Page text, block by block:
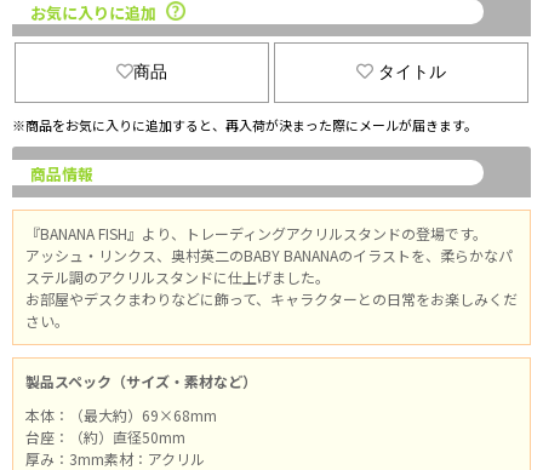
お気に入りに追加
商品 タイトル
※商品をお気に入りに追加すると、再入荷が決まった際にメールが届きます。
商品情報
『BANANA FISH』より、トレーディングアクリルスタンドの登場です。
アッシュ・リンクス、奥村英二のBABY BANANAのイラストを、柔らかなパ
ステル調のアクリルスタンドに仕上げました。
お部屋やデスクまわりなどに飾って、キャラクターとの日常をお楽しみくだ
さい。
製品スペック（サイズ・素材など）
本体：（最大約）69×68mm
台座：（約）直径50mm
厚み：3mm素材：アクリル